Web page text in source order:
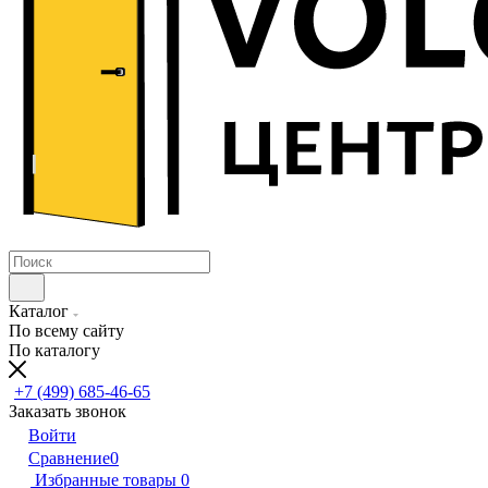
Каталог
По всему сайту
По каталогу
+7 (499) 685-46-65
Заказать звонок
Войти
Сравнение0
Избранные товары 0